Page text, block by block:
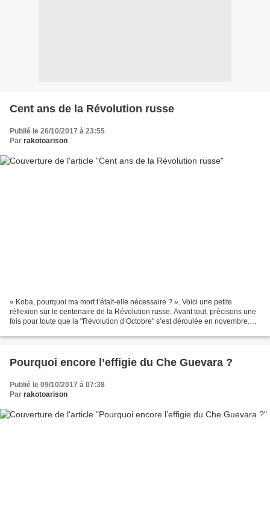
Cent ans de la Révolution russe
Publié le 26/10/2017 à 23:55
Par rakotoarison
« Koba, pourquoi ma mort t’était-elle nécessaire ? ». Voici une petite
réflexion sur le centenaire de la Révolution russe. Avant tout, précisons une
fois pour toute que la "Révolution d’Octobre" s’est déroulée en novembre.
Pourquoi encore l’effigie du Che Guevara ?
Publié le 09/10/2017 à 07:38
Par rakotoarison